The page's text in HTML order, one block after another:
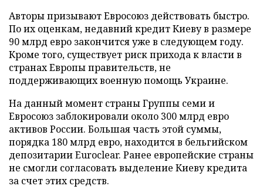
Авторы призывают Евросоюз действовать быстро.
По их оценкам, недавний кредит Киеву в размере
90 млрд евро закончится уже в следующем году.
Кроме того, существует риск прихода к власти в
странах Европы правительств, не
поддерживающих военную помощь Украине.
На данный момент страны Группы семи и
Евросоюз заблокировали около 300 млрд евро
активов России. Большая часть этой суммы,
порядка 180 млрд евро, находится в бельгийском
депозитарии Euroclear. Ранее европейские страны
не смогли согласовать выделение Киеву кредита
за счет этих средств.